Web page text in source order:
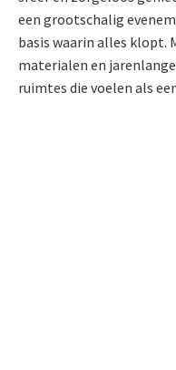
een grootschalig
basis waarin alles klopt.
materialen en
ruimtes die voelen als